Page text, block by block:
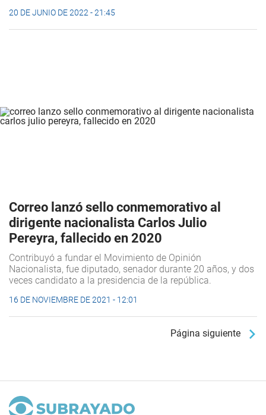
20 DE JUNIO DE 2022 - 21:45
Correo lanzó sello conmemorativo al
dirigente nacionalista Carlos Julio
Pereyra, fallecido en 2020
Contribuyó a fundar el Movimiento de Opinión
Nacionalista, fue diputado, senador durante 20 años, y dos
veces candidato a la presidencia de la república.
16 DE NOVIEMBRE DE 2021 - 12:01
Página siguiente